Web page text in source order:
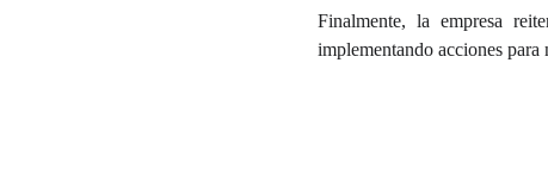
Finalmente, la empresa
implementando acciones para